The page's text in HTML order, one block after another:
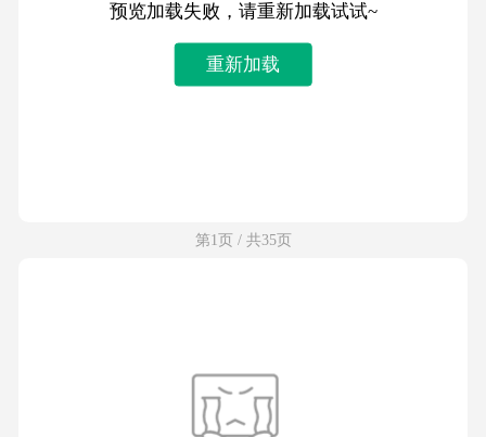
预览加载失败，请重新加载试试~
重新加载
第1页 / 共35页